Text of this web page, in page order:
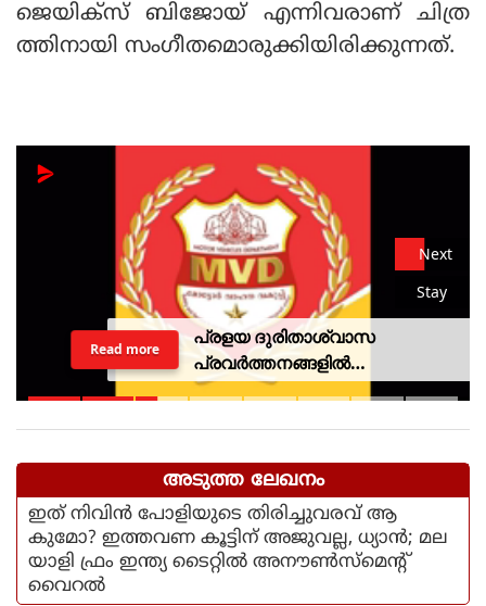
ജെയിക്സ് ബിജോയ് എന്നിവരാണ് ചിത്ര
ത്തിനായി സംഗീതമൊരുക്കിയിരിക്കുന്നത്.
Next
Stay
പ്രളയ ദുരിതാശ്വാസ
പ്രവര്‍ത്തനങ്ങളില്‍
ഏര്‍പ്പെട്ടിരുന്ന വാഹനത്തിന് പിഴ
ചെയ്തു
Read more
അടുത്ത ലേഖനം
ഇത് നിവിന്‍ പോളിയുടെ തിരിച്ചുവരവ് ആ
കുമോ? ഇത്തവണ കൂട്ടിന് അജുവല്ല, ധ്യാന്‍; മല
യാളി ഫ്രം ഇന്ത്യ ടൈറ്റില്‍ അനൗണ്‍സ്‌മെന്റ്
വൈറല്‍